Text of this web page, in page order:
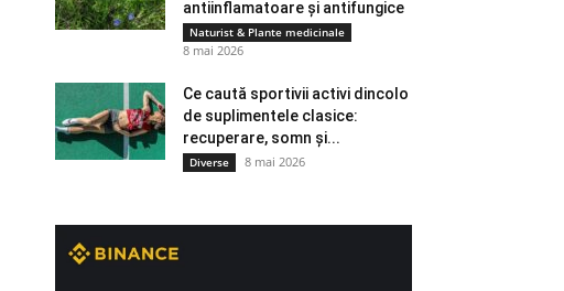
antiinflamatoare și antifungice
Naturist & Plante medicinale
8 mai 2026
Ce caută sportivii activi dincolo
de suplimentele clasice:
recuperare, somn și...
Diverse 8 mai 2026